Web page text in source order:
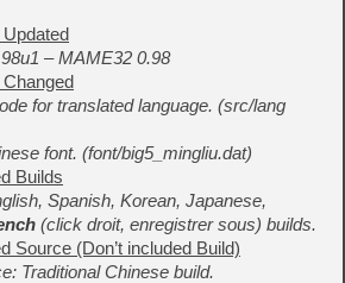
– MAME32 0.98
for translated language. (src/lang
font. (font/big5_mingliu.dat)
Builds
Spanish, Korean, Japanese,
(click droit, enregistrer sous) builds.
Source (Don’t included Build)
Traditional Chinese build.